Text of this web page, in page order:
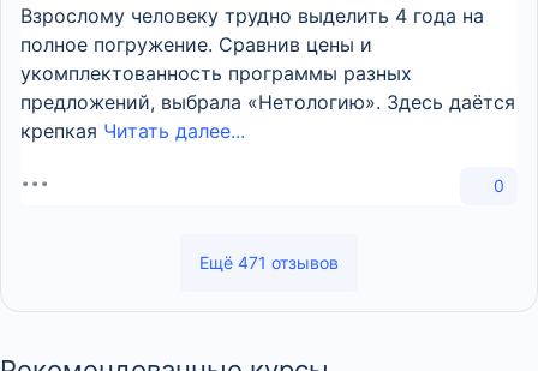
Взрослому человеку трудно выделить 4 года на
полное погружение. Сравнив цены и
укомплектованность программы разных
предложений, выбрала «Нетологию». Здесь даётся
крепкая Читать далее...
0
Ещё 471 отзывов